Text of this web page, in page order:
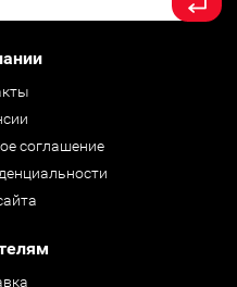
соглашение